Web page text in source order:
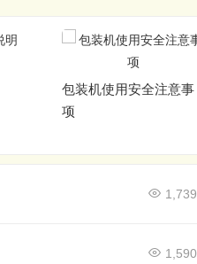
包装机使用安全注意事
项
1,739
1,590